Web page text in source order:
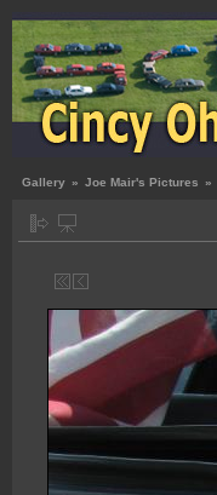
Gallery » Joe Mair's Pictures »